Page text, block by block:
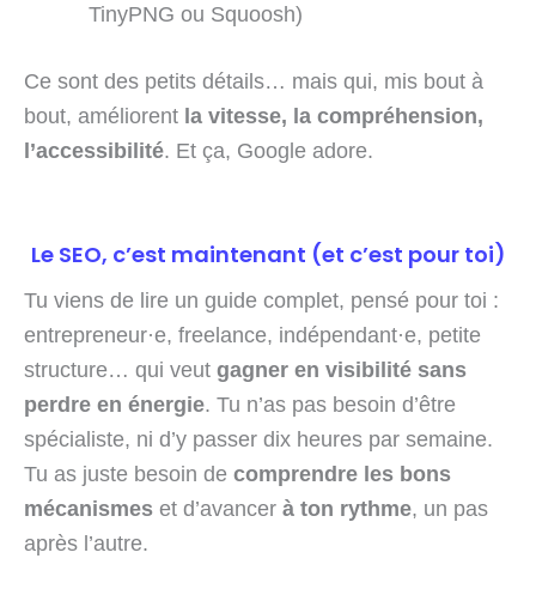
TinyPNG ou Squoosh)
Ce sont des petits détails… mais qui, mis bout à
bout, améliorent la vitesse, la compréhension,
l’accessibilité. Et ça, Google adore.
Le SEO, c’est maintenant (et c’est pour toi)
Tu viens de lire un guide complet, pensé pour toi :
entrepreneur·e, freelance, indépendant·e, petite
structure… qui veut gagner en visibilité sans
perdre en énergie. Tu n’as pas besoin d’être
spécialiste, ni d’y passer dix heures par semaine.
Tu as juste besoin de comprendre les bons
mécanismes et d’avancer à ton rythme, un pas
après l’autre.